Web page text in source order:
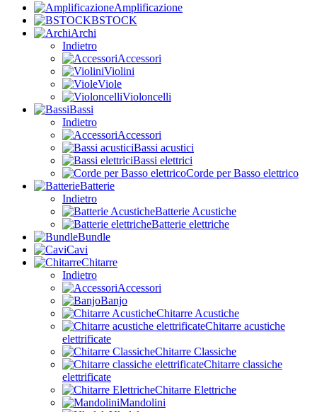
Amplificazione
BSTOCK
Archi
Indietro
Accessori
Violini
Viole
Violoncelli
Bassi
Indietro
Accessori
Bassi acustici
Bassi elettrici
Corde per Basso elettrico
Batterie
Indietro
Batterie Acustiche
Batterie elettriche
Bundle
Cavi
Chitarre
Indietro
Accessori
Banjo
Chitarre Acustiche
Chitarre acustiche
elettrificate
Chitarre Classiche
Chitarre classiche
elettrificate
Chitarre Elettriche
Mandolini